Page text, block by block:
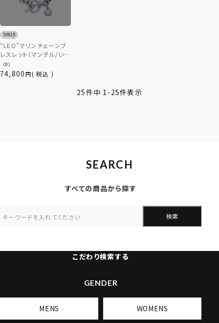
SV925
“LEO”マリンチェーンブ
レスレット（マンテル/いぶ
し仕上げ）/シルバー925
（0）
74,800 税込
25件中 1 -25件表示
SEARCH
すべての商品から探す
検索
こだわり検索する
GENDER
MENS WOMENS